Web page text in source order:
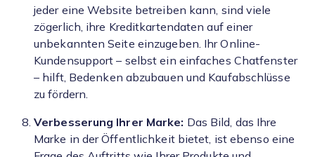
jeder eine Website betreiben kann, sind viele
zögerlich, ihre Kreditkartendaten auf einer
unbekannten Seite einzugeben. Ihr Online-
Kundensupport – selbst ein einfaches Chatfenster
– hilft, Bedenken abzubauen und Kaufabschlüsse
zu fördern.
Verbesserung Ihrer Marke: Das Bild, das Ihre
Marke in der Öffentlichkeit bietet, ist ebenso eine